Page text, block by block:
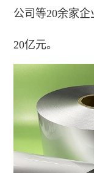
公司等20余家
20亿元。